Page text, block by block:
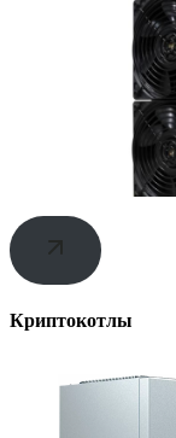
Криптокотлы